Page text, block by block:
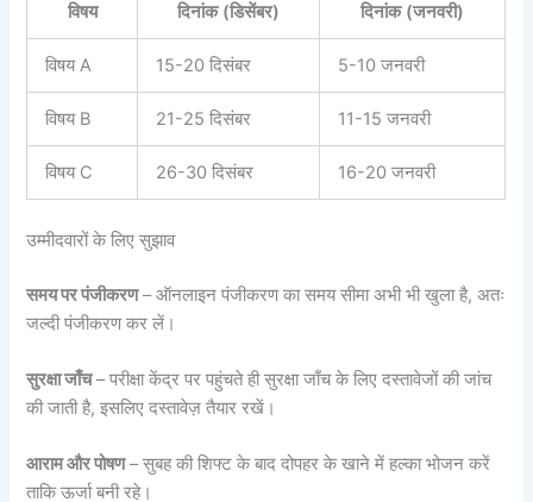
विषय दिनांक (डिसेंबर) दिनांक (जनवरी)
विषय A 15-20 दिसंबर 5-10 जनवरी
विषय B 21-25 दिसंबर 11-15 जनवरी
विषय C 26-30 दिसंबर 16-20 जनवरी
उम्मीदवारों के लिए सुझाव
समय पर पंजीकरण– ऑनलाइन पंजीकरण का समय सीमा अभी भी खुला है, अतः
जल्दी पंजीकरण कर लें।
सुरक्षा जाँच– परीक्षा केंद्र पर पहुंचते ही सुरक्षा जाँच के लिए दस्तावेजों की जांच
की जाती है, इसलिए दस्तावेज़ तैयार रखें।
आराम और पोषण– सुबह की शिफ्ट के बाद दोपहर के खाने में हल्का भोजन करें
ताकि ऊर्जा बनी रहे।